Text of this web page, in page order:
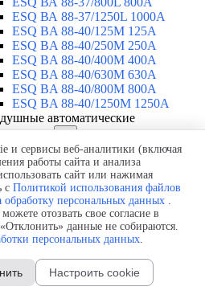
ESQ ВА 88-37/1250L 1000A
ESQ BA 88-40/125M 125A
ESQ BA 88-40/250M 250A
ESQ BA 88-40/400M 400A
ESQ BA 88-40/630М 630A
ESQ BA 88-40/800M 800A
ESQ BA 88-40/1250М 1250A
автоматические
▼
ESQ ВА99-40B 3F M2C2S2 M
2500A
ESQ ВА99-40A 3F M2C2S2 М
800A
ESQ ВА99-40A 3F M2C2S2 М
630A
ESQ ВА99-40A 3F M2C2S2 М
ESQ ВА99-40A 3F M2C2S2 М
1600A
и сервисы веб-аналитики (включая
работы сайта и анализа
сайт или нажимая
с Политикой использования файлов
обработку персональных данных .
отозвать свое согласие в
данные не собираются.
персональных данных.
Настроить cookie